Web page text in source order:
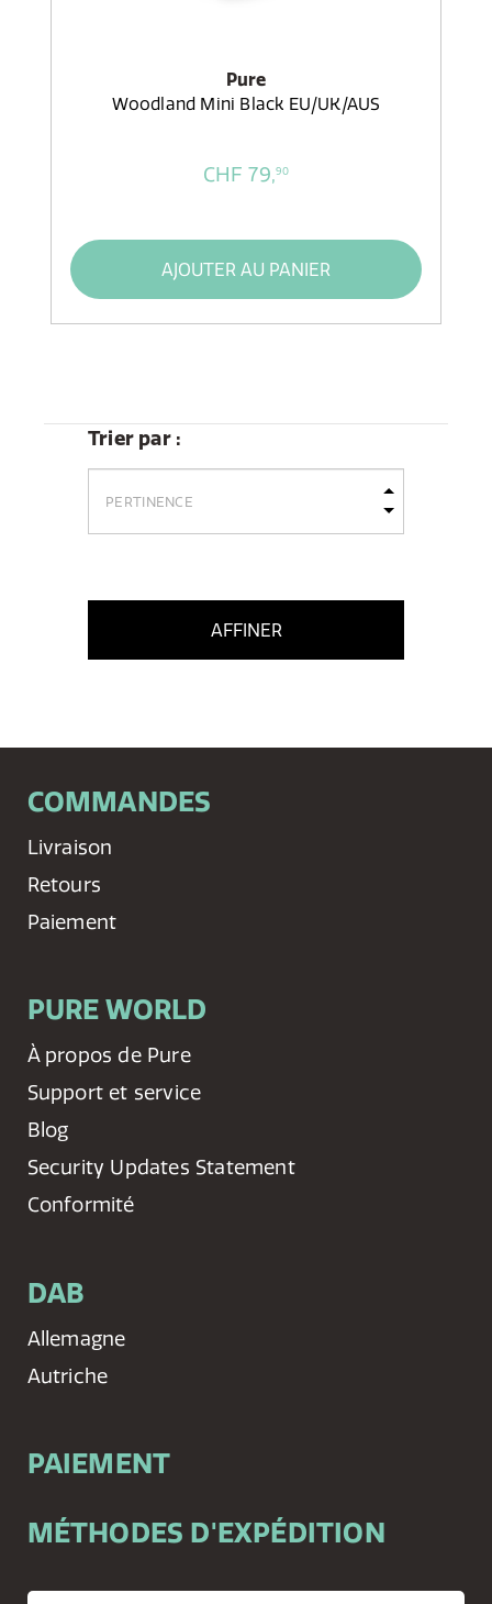
Pure
Woodland Mini Black EU/UK/AUS
CHF 79,90
AJOUTER AU PANIER
Trier par :
AFFINER
COMMANDES
Livraison
Retours
Paiement
PURE WORLD
À propos de Pure
Support et service
Blog
Security Updates Statement
Conformité
DAB
Allemagne
Autriche
PAIEMENT
MÉTHODES D'EXPÉDITION